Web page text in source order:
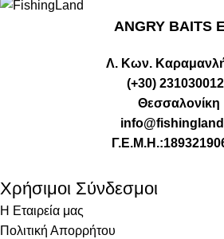
ANGRY BAITS
Λ. Κων.
(+30)
Θεσσαλονίκη
Χρήσιμοι Σύνδεσμοι
Η Εταιρεία μας
Πολιτική Απορρήτου